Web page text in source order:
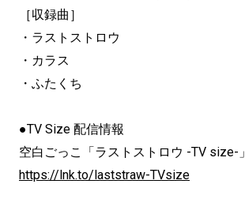
［収録曲］
・ラストストロウ
・カラス
・ふたくち
●TV Size 配信情報
空白ごっこ「ラストストロウ -TV size-」
https://lnk.to/laststraw-TVsize